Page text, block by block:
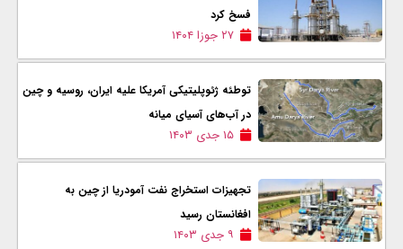
فسخ کرد
۲۷ جوزا ۱۴۰۴
توطئه ژئوپلیتیکی آمریکا علیه ایران، روسیه و چین
در آب‌های آسیای میانه
۱۵ جدی ۱۴۰۳
تجهیزات استخراج نفت آمودریا از چین به
افغانستان رسید
۹ جدی ۱۴۰۳